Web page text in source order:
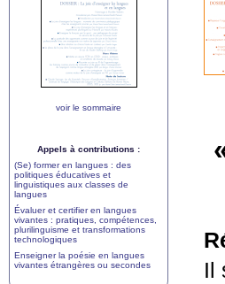
Il
voir le sommaire
Appels à contributions :
(Se) former en langues : des
politiques éducatives et
linguistiques aux classes de
langues
Évaluer et certifier en langues
vivantes : pratiques, compétences,
plurilinguisme et transformations
technologiques
Enseigner la poésie en langues
vivantes étrangères ou secondes